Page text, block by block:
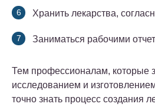
Хранить лекарства,
Заниматься рабочими
Тем профессионалам, которые
исследованием и
точно знать процесс создания